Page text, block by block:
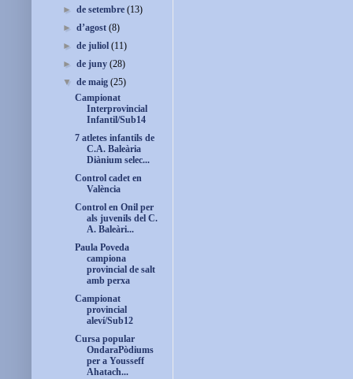
►de setembre(13)
►d’agost(8)
►de juliol(11)
►de juny(28)
▼de maig(25)
Campionat
Interprovincial
Infantil/Sub14
7 atletes infantils de
C.A. Baleària
Diànium selec...
Control cadet en
València
Control en Onil per
als juvenils del C.
A. Baleàri...
Paula Poveda
campiona
provincial de salt
amb perxa
Campionat
provincial
aleví/Sub12
Cursa popular
OndaraPòdiums
per a Yousseff
Ahatach...